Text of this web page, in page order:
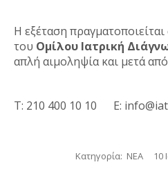
Η εξέταση
του Ομίλου Ιατρική
απλή αιμοληψία και μετά
Τ: 210 400 10 10 Ε:
Κατηγορία: ΝΕΑ 10